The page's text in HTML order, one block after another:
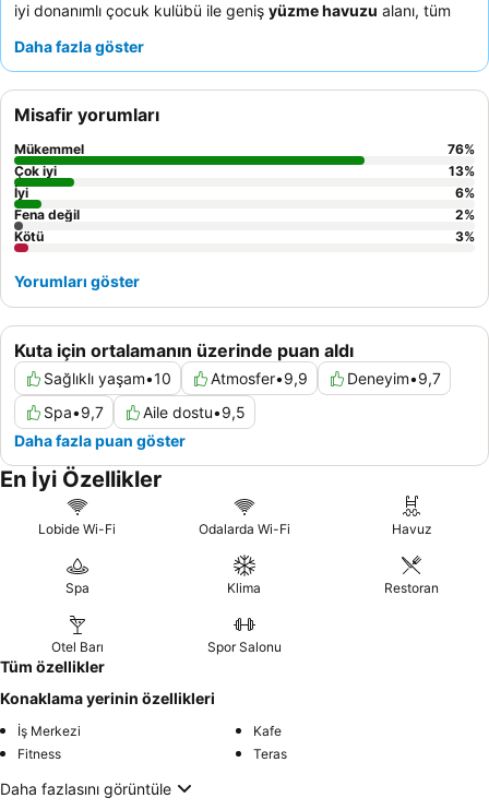
iyi donanımlı çocuk kulübü ile geniş yüzme havuzu alanı, tüm
Personelin sıcakkanlılığı ve özenli hizmeti sürekli olarak övgüyle
uluslararası yemekler sunmaktadır. Daha sakin bir deneyim için
misafirlerin bahçeye bakan bir oda talep etmeleri önerilir.
Daha fazla göster
Kuta için ortalamanın üzerinde puan aldı
Sağlıklı yaşam•10 Atmosfer•9,9 Deneyim•9,7
Spa•9,7 Aile dostu•9,5
Daha fazla puan göster
Misafir yorumları
Mükemmel 76%
Çok iyi
13%
İyi
6%
Fena değil
2%
Kötü
3%
Yorumları göster
En İyi Özellikler
Lobide Wi-Fi Odalarda Wi-Fi Havuz
Spa Klima Restoran
Otel Barı Spor Salonu
Tüm özellikler
Konaklama yerinin özellikleri
İş Merkezi
Kafe
Fitness
Teras
Daha fazlasını görüntüle